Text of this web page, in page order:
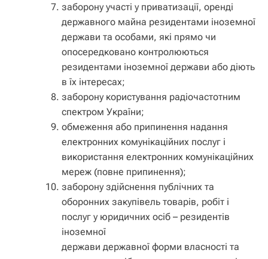
заборону участі у приватизації, оренді
державного майна резидентами іноземної
держави та особами, які прямо чи
опосередковано контролюються
резидентами іноземної держави або діють
в їх інтересах;
заборону користування радіочастотним
спектром України;
обмеження або припинення надання
електронних комунікаційних послуг і
використання електронних комунікаційних
мереж (повне припинення);
заборону здійснення публічних та
оборонних закупівель товарів, робіт і
послуг у юридичних осіб – резидентів
іноземної
держави державної форми власності та